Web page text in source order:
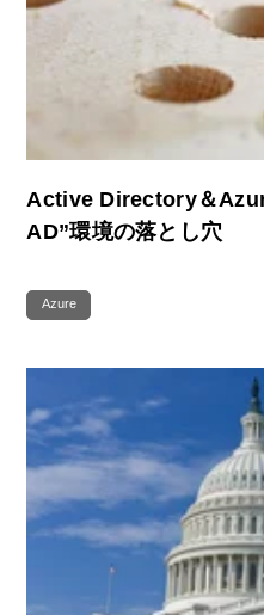
Active Directory＆
AD”環境の落とし穴
Azure